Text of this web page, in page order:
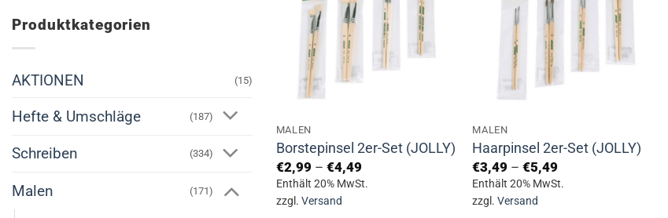
Produktkategorien
AKTIONEN (15)
Hefte & Umschläge (187)
Schreiben (334)
Malen (171)
MALEN
Borstepinsel 2er-Set (JOLLY)
€2,99 – €4,49Preisspanne:
€2,99
bis
Enthält 20% MwSt.
zzgl. Versand
MALEN
Haarpinsel 2er-Set (JOLLY)
€3,49 –€5,49
€3,49
bis
Enthält 20% MwSt.
zzgl.Versand